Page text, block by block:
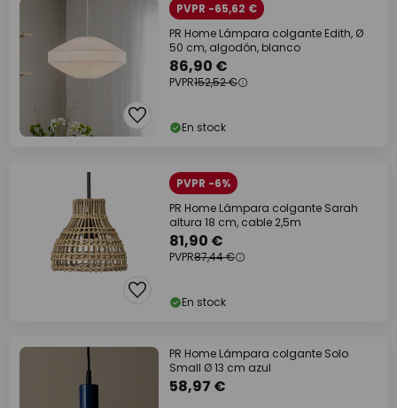
PVPR -65,62 €
PR Home Lámpara colgante Edith, Ø
50 cm, algodón, blanco
86,90 €
PVPR152,52 €
En stock
PVPR -6%
PR Home Lámpara colgante Sarah
altura 18 cm, cable 2,5m
81,90 €
PVPR87,44 €
En stock
PR Home Lámpara colgante Solo
Small Ø 13 cm azul
58,97 €